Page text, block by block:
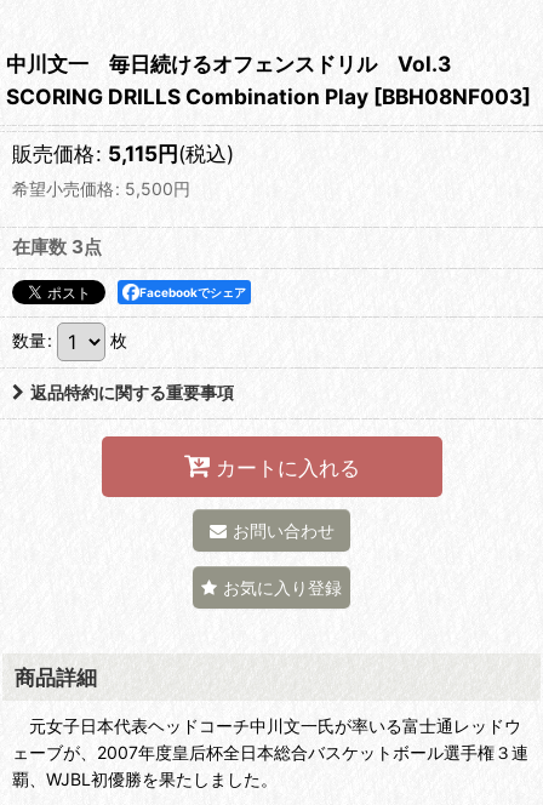
中川文一 毎日続けるオフェンスドリル Vol.3
SCORING DRILLS Combination Play [BBH08NF003]
販売価格: 5,115円(税込)
希望小売価格: 5,500円
在庫数 3点
Facebookでシェア
数量: 枚
返品特約に関する重要事項
カートに入れる
お問い合わせ
お気に入り登録
商品詳細
元女子日本代表ヘッドコーチ中川文一氏が率いる富士通レッドウ
ェーブが、2007年度皇后杯全日本総合バスケットボール選手権３連
覇、WJBL初優勝を果たしました。